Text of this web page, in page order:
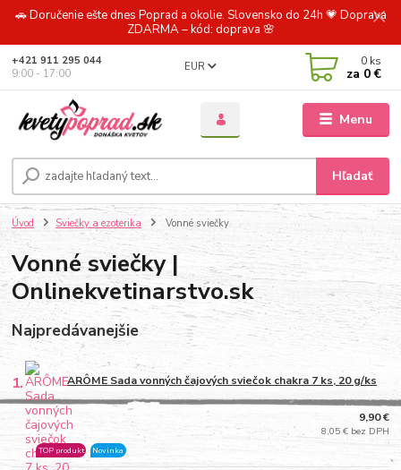
🚗 Doručenie ešte dnes Poprad a okolie. Slovensko do 24h 💗 Doprava
ZDARMA – kód: doprava 🌸
Menu
EUR
Hľadať
+421 911 295 044
9:00 - 17:00
0 ks
za 0 €
Úvod Sviečky a ezoterika Vonné sviečky
Vonné sviečky |
Onlinekvetinarstvo.sk
Najpredávanejšie
1. ARÔME Sada vonných čajových sviečok chakra 7 ks, 20 g/ks
TOP produkt Novinka
9,90 €
8,05 € bez DPH